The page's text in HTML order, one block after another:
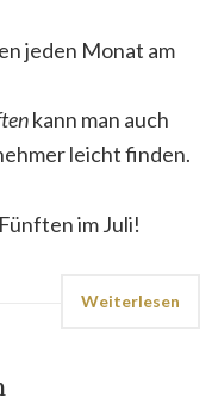
jeden Monat am
kann man auch
leicht finden.
im Juli!
Weiterlesen